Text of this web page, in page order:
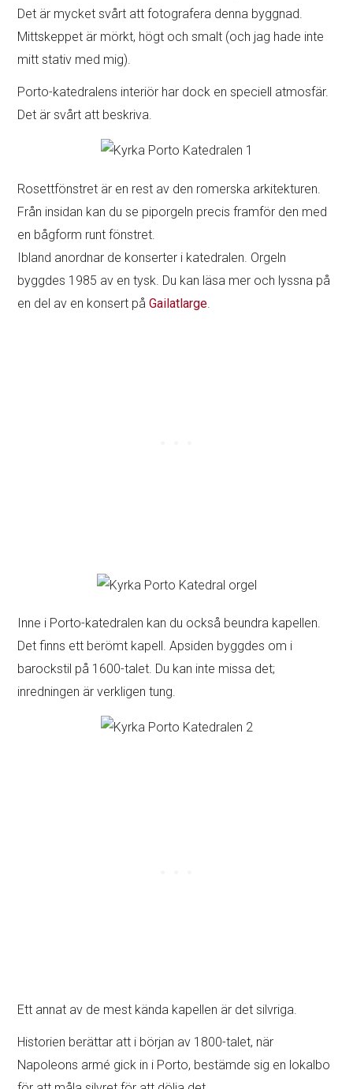
Det är mycket svårt att fotografera denna byggnad.
Mittskeppet är mörkt, högt och smalt (och jag hade inte
mitt stativ med mig).
Porto-katedralens interiör har dock en speciell atmosfär.
Det är svårt att beskriva.
Rosettfönstret är en rest av den romerska arkitekturen.
Från insidan kan du se piporgeln precis framför den med
en bågform runt fönstret.
Ibland anordnar de konserter i katedralen. Orgeln
byggdes 1985 av en tysk. Du kan läsa mer och lyssna på
en del av en konsert påGailatlarge
Inne i Porto-katedralen kan du också beundra kapellen.
Det finns ett berömt kapell. Apsiden byggdes om i
barockstil på 1600-talet. Du kan inte missa det;
inredningen är verkligen tung.
Ett annat av de mest kända kapellen är det silvriga.
Historien berättar att i början av 1800-talet, när
Napoleons armé gick in i Porto, bestämde sig en lokalbo